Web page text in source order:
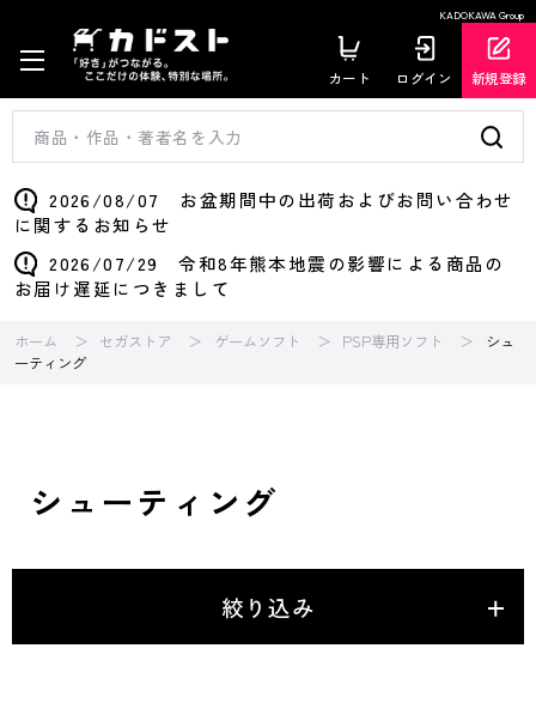
KADOKAWA Group
カート ログイン 新規登録
2026/08/07 お盆期間中の出荷およびお問い合わせ
に関するお知らせ
2026/07/29 令和8年熊本地震の影響による商品の
お届け遅延につきまして
ホーム セガストア ゲームソフト PSP専用ソフト
シュ
ーティング
シューティング
絞り込み